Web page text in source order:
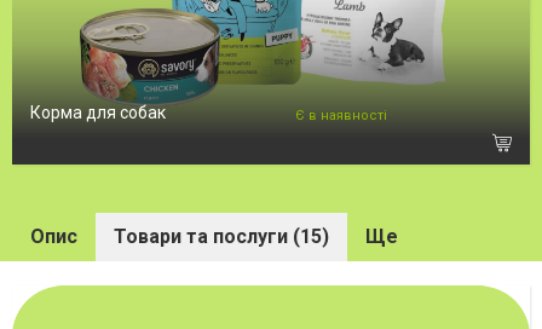
Корма для собак Є в наявності
Опис Товари та послуги (15) Ще